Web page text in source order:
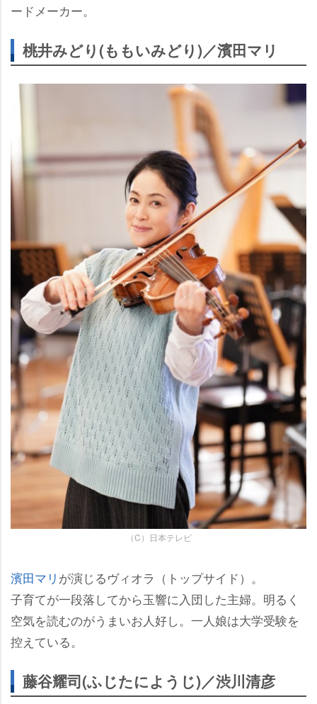
ードメーカー。
桃井みどり(ももいみどり)／濱田マリ
（C）日本テレビ
濱田マリ が演じるヴィオラ（トップサイド）。
子育てが一段落してから玉響に入団した主婦。明るく
空気を読むのがうまいお人好し。一人娘は大学受験を
控えている。
藤谷耀司(ふじたにようじ)／渋川清彦